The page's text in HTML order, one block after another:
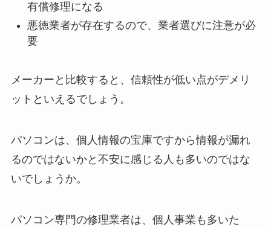
有償修理になる
悪徳業者が存在するので、業者選びに注意が必
要
メーカーと比較すると、信頼性が低い点がデメリ
ットといえるでしょう。
パソコンは、個人情報の宝庫ですから情報が漏れ
るのではないかと不安に感じる人も多いのではな
いでしょうか。
パソコン専門の修理業者は、個人事業も多いた